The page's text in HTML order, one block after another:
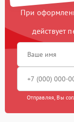
При
действует
Отправляя, Вы